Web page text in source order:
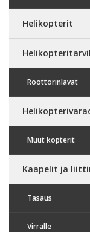
Helikopterit
Roottorinlavat
Muut kopterit
Kaapelit ja
Tasaus
Virralle